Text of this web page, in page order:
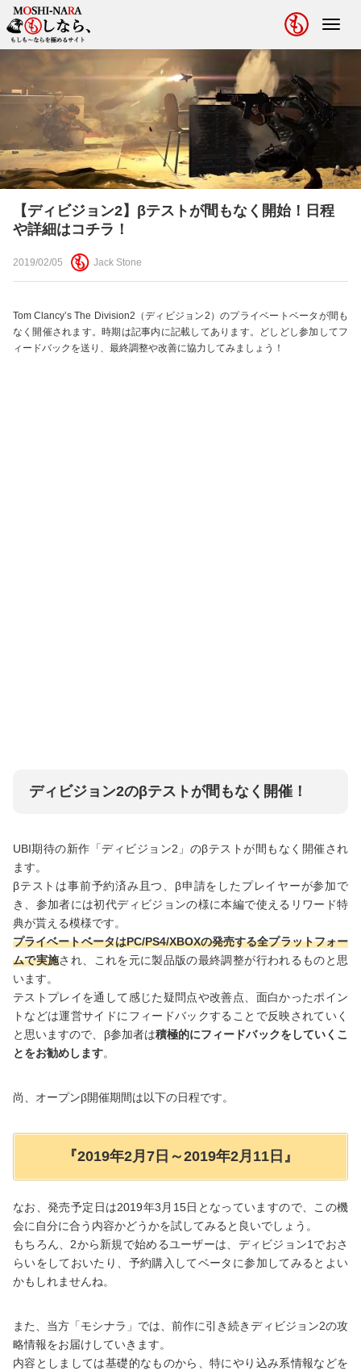
【ディビジョン2】βテストが間もなく開始！日程
や詳細はコチラ！
2019/02/05 Jack Stone
Tom Clancy’s The Division2（ディビジョン2）のプライベートベータが間も
なく開催されます。時期は記事内に記載してあります。どしどし参加してフ
ィードバックを送り、最終調整や改善に協力してみましょう！
ディビジョン2のβテストが間もなく開催！
UBI期待の新作「ディビジョン2」のβテストが間もなく開催され
ます。
βテストは事前予約済み且つ、β申請をしたプレイヤーが参加で
き、参加者には初代ディビジョンの様に本編で使えるリワード特
典が貰える模様です。
プライベートベータはPC/PS4/XBOXの発売する全プラットフォー
ムで実施され、これを元に製品版の最終調整が行われるものと思
います。
テストプレイを通して感じた疑問点や改善点、面白かったポイン
トなどは運営サイドにフィードバックすることで反映されていく
と思いますので、β参加者は積極的にフィードバックをしていくこ
とをお勧めします。
尚、オープンβ開催期間は以下の日程です。
『2019年2月7日～2019年2月11日』
なお、発売予定日は2019年3月15日となっていますので、この機
会に自分に合う内容かどうかを試してみると良いでしょう。
もちろん、2から新規で始めるユーザーは、ディビジョン1でおさ
らいをしておいたり、予約購入してベータに参加してみるとよい
かもしれませんね。
また、当方「モシナラ」では、前作に引き続きディビジョン2の攻
略情報をお届けしていきます。
内容としましては基礎的なものから、特にやり込み系情報などを